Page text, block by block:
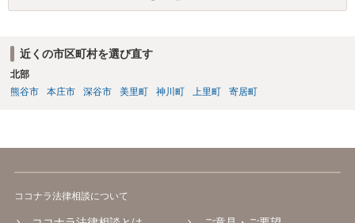
ェックは行えないことから、自己責任で判断して行動するように求め
ような画像もそのまま投稿されてしまい、結果として、権利者から削
除や損害賠償等の請求がなされるまで、事実上、その投稿状態が残っ
たままになっているものと思われます。 こうした無断転載の件数は多
ありません。 そのため、著作権者が、本人の特定や具体的な請求に動
を問われることになり、結果として、賠償等をしなければならない事
態にもなります。 このように、ECサイト等における画像転載等は、適
近くの市区町村を選び直す
北部
熊谷市
本庄市 深谷市 美里町 神川町 上里町 寄居町
ココナラ法律相談について